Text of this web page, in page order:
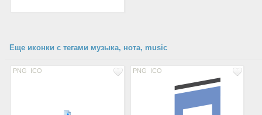
Еще иконки с тегами музыка, нота, music
PNG ICO PNG ICO